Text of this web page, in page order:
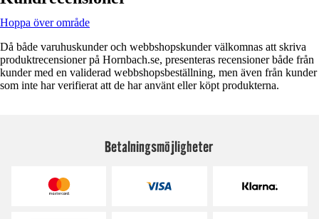
Hoppa över område
Då både varuhuskunder och webbshopskunder välkomnas att skriva
produktrecensioner på Hornbach.se, presenteras recensioner både från
kunder med en validerad webbshopsbeställning, men även från kunder
som inte har verifierat att de har använt eller köpt produkterna.
Betalningsmöjligheter